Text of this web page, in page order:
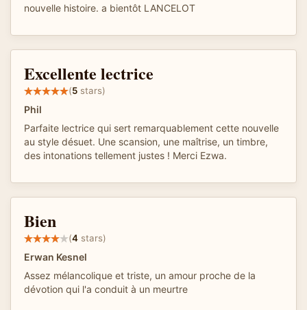
nouvelle histoire. a bientôt LANCELOT
Excellente lectrice
(5 stars)
Phil
Parfaite lectrice qui sert remarquablement cette nouvelle
au style désuet. Une scansion, une maîtrise, un timbre,
des intonations tellement justes ! Merci Ezwa.
Bien
(4 stars)
Erwan Kesnel
Assez mélancolique et triste, un amour proche de la
dévotion qui l'a conduit à un meurtre